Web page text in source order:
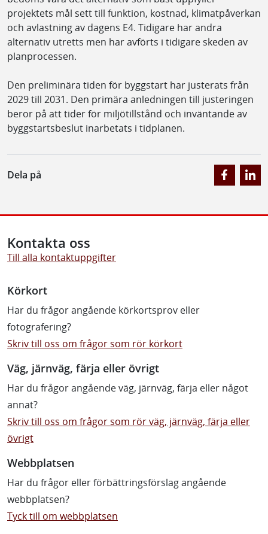
projektets mål sett till funktion, kostnad, klimatpåverkan
och avlastning av dagens E4. Tidigare har andra
alternativ utretts men har avförts i tidigare skeden av
planprocessen.
Den preliminära tiden för byggstart har justerats från
2029 till 2031. Den primära anledningen till justeringen
beror på att tider för miljötillstånd och inväntande av
byggstartsbeslut inarbetats i tidplanen.
Dela på
Kontakta oss
Till alla kontaktuppgifter
Körkort
Har du frågor angående körkortsprov eller
fotografering?
Skriv till oss om frågor som rör körkort
Väg, järnväg, färja eller övrigt
Har du frågor angående väg, järnväg, färja eller något
annat?
Skriv till oss om frågor som rör väg, järnväg, färja eller
övrigt
Webbplatsen
Har du frågor eller förbättringsförslag angående
webbplatsen?
Tyck till om webbplatsen